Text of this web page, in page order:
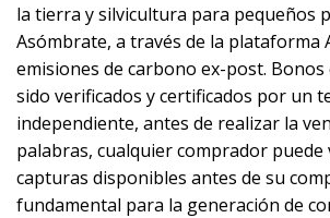
la tierra y silvicultura para pequeños
Asómbrate, a través de la plataforma
emisiones de carbono ex-post. Bonos
sido verificados y certificados por un
independiente, antes de realizar la
palabras, cualquier comprador puede
capturas disponibles antes de su
fundamental para la generación de